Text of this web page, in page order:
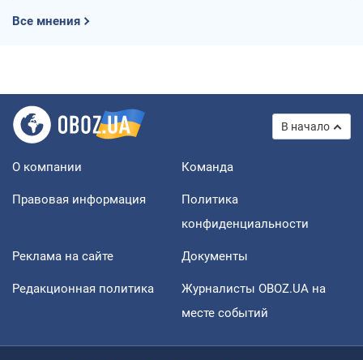
Все мнения
В начало
О компании Команда
Правовая информация
Политика
конфиденциальности
Реклама на сайте Документы
Редакционная политика
Журналисты OBOZ.UA на
месте событий